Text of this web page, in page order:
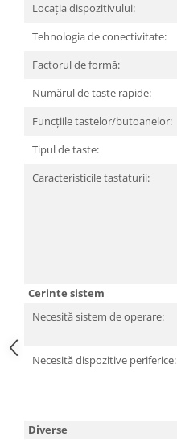
Cooler
Servere & Componente
Componente Server
Servere
Imprimante
Imprimante 3D
TV, Multimedia & Electronice
Multiboard & Accessorii
Locația dispozitivului:
Tehnologia de conectivitate:
Factorul de formă:
Numărul de taste rapide:
Funcțiile tastelor/butoanelor:
Tipul de taste:
Caracteristicile tastaturii:
Cerinte sistem
Necesită sistem de operare:
Necesită dispozitive periferice:
Diverse